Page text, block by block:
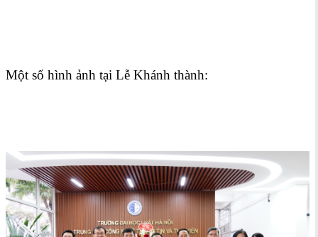
Một số hình ảnh tại Lễ Khánh thành: